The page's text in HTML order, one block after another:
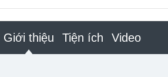
Giới thiệu Tiện ích Video